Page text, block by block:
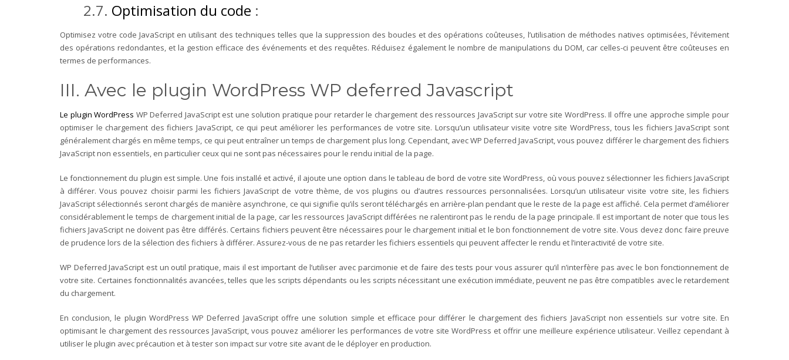
2.7. Optimisation du code :
Optimisez votre code JavaScript en utilisant des techniques telles que la suppression des boucles et des opérations coûteuses, l’utilisation de méthodes natives optimisées, l’évitement
des opérations redondantes, et la gestion efficace des événements et des requêtes. Réduisez également le nombre de manipulations du DOM, car celles-ci peuvent être coûteuses en
termes de performances.
III. Avec le plugin WordPress WP deferred Javascript
Le plugin WordPress WP Deferred JavaScript est une solution pratique pour retarder le chargement des ressources JavaScript sur votre site WordPress. Il offre une approche simple pour
optimiser le chargement des fichiers JavaScript, ce qui peut améliorer les performances de votre site. Lorsqu’un utilisateur visite votre site WordPress, tous les fichiers JavaScript sont
généralement chargés en même temps, ce qui peut entraîner un temps de chargement plus long. Cependant, avec WP Deferred JavaScript, vous pouvez différer le chargement des fichiers
JavaScript non essentiels, en particulier ceux qui ne sont pas nécessaires pour le rendu initial de la page.
Le fonctionnement du plugin est simple. Une fois installé et activé, il ajoute une option dans le tableau de bord de votre site WordPress, où vous pouvez sélectionner les fichiers JavaScript
à différer. Vous pouvez choisir parmi les fichiers JavaScript de votre thème, de vos plugins ou d’autres ressources personnalisées.Lorsqu’un utilisateur visite votre site, les fichiers
JavaScript sélectionnés seront chargés de manière asynchrone, ce qui signifie qu’ils seront téléchargés en arrière-plan pendant que le reste de la page est affiché. Cela permet d’améliorer
considérablement le temps de chargement initial de la page, car les ressources JavaScript différées ne ralentiront pas le rendu de la page principale.Il est important de noter que tous les
fichiers JavaScript ne doivent pas être différés. Certains fichiers peuvent être nécessaires pour le chargement initial et le bon fonctionnement de votre site. Vous devez donc faire preuve
de prudence lors de la sélection des fichiers à différer. Assurez-vous de ne pas retarder les fichiers essentiels qui peuvent affecter le rendu et l’interactivité de votre site.
WP Deferred JavaScript est un outil pratique, mais il est important de l’utiliser avec parcimonie et de faire des tests pour vous assurer qu’il n’interfère pas avec le bon fonctionnement de
votre site. Certaines fonctionnalités avancées, telles que les scripts dépendants ou les scripts nécessitant une exécution immédiate, peuvent ne pas être compatibles avec le retardement
du chargement.
En conclusion, le plugin WordPress WP Deferred JavaScript offre une solution simple et efficace pour différer le chargement des fichiers JavaScript non essentiels sur votre site. En
optimisant le chargement des ressources JavaScript, vous pouvez améliorer les performances de votre site WordPress et offrir une meilleure expérience utilisateur. Veillez cependant à
utiliser le plugin avec précaution et à tester son impact sur votre site avant de le déployer en production.